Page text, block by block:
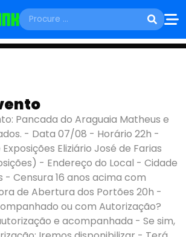
E KAUAN
Barra do Garças - MT
Pancada do Araguaia Matheus e
- Data 07/08 - Horário 22h -
Eliziário José de Farias
- Endereço do Local - Cidade
- Censura 16 anos acima com
de Abertura dos Portões 20h -
ou com Autorização?
e acompanhada - Se sim,